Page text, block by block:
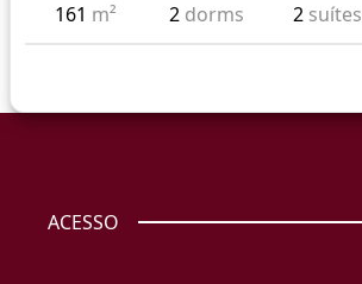
161 m² 2 dorms 2 suítes
ACESSO